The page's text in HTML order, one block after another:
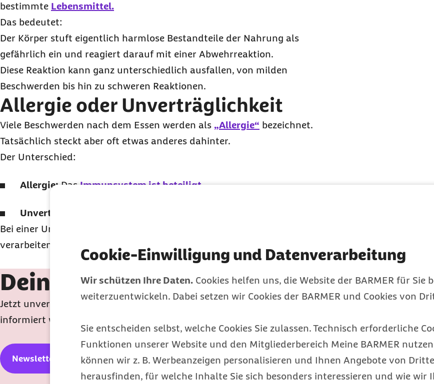
Cookie-Einwilligung und Datenverarbeitung
Wir schützen Ihre Daten. Cookies helfen uns, die Website der BARMER für Sie
weiterzuentwickeln. Dabei setzen wir Cookies der BARMER und Cookies von
Sie entscheiden selbst, welche Cookies Sie zulassen. Technisch erforderliche
Funktionen unserer Website und den Mitgliederbereich Meine BARMER
können wir z. B. Werbeanzeigen personalisieren und Ihnen Angebote von
herausfinden, für welche Inhalte Sie sich besonders interessieren und wie wir
bestimmte Lebensmittel.
Das bedeutet:
Der Körper stuft eigentlich harmlose Bestandteile der Nahrung als
gefährlich ein und reagiert darauf mit einer Abwehrreaktion.
Diese Reaktion kann ganz unterschiedlich ausfallen, von milden
Beschwerden bis hin zu schweren Reaktionen.
Allergie oder Unverträglichkeit
Viele Beschwerden nach dem Essen werden als „Allergie“ bezeichnet.
Tatsächlich steckt aber oft etwas anderes dahinter.
Der Unterschied:
Allergie: Das Immunsystem ist beteiligt
Unverträglichkeit:
Bei einer Unverträglichkeit kann der Körper bestimmte Stoffe nicht richtig
verarbeiten. Bei einer Allergie reagiert er aktiv dagegen.
Dein Newsletter für ein gesünderes
Jetzt unverbindlich anmelden, monatlich Gesundheitsthemen mit wertvollen Tipps erhalten
informiert werden.
Newsletter abonnieren